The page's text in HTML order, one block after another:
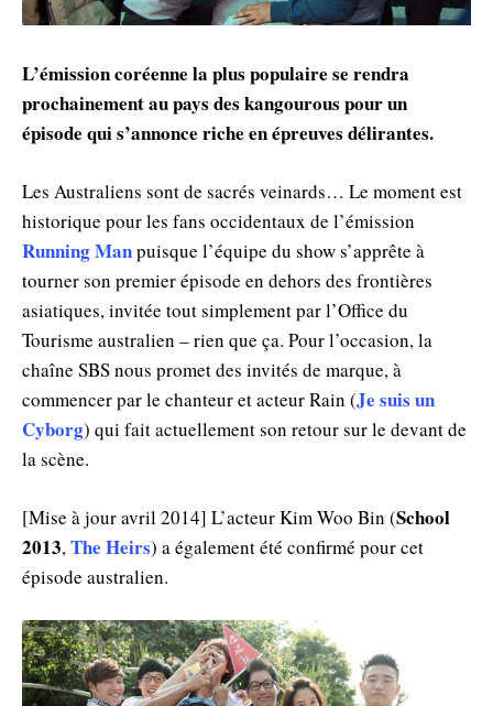
L’émission coréenne la plus populaire se rendra
prochainement au pays des kangourous pour un
épisode qui s’annonce riche en épreuves délirantes.
Les Australiens sont de sacrés veinards… Le moment est
historique pour les fans occidentaux de l’émission
Running Manpuisque l’équipe du show s’apprête à
tourner son premier épisode en dehors des frontières
asiatiques, invitée tout simplement par l’Office du
Tourisme australien – rien que ça. Pour l’occasion, la
chaîne SBS nous promet des invités de marque, à
commencer par le chanteur et acteur Rain (Je suis un
Cyborg) qui fait actuellement son retour sur le devant de
la scène.
[Mise à jour avril 2014] L’acteur Kim Woo Bin (School
2013, The Heirs) a également été confirmé pour cet
épisode australien.